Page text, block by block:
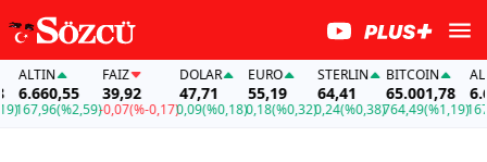
ALTIN
6.660,55
167,96(%2,59)
FAİZ
39,92
-0,07(%-0,17)
DOLAR
47,71
0,09(%0,18)
EURO
55,19
0,18(%0,32)
STERLIN
64,41
0,24(%0,38)
BITCOIN
65.001,78
764,49(%1,19)